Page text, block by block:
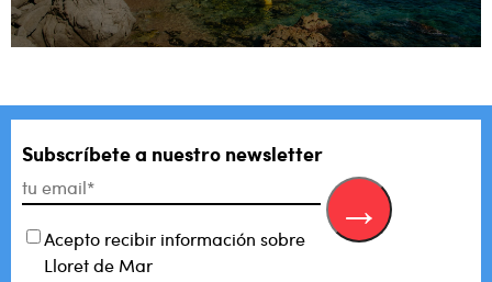
Subscríbete a nuestro newsletter
Acepto recibir información sobre
Lloret de Mar